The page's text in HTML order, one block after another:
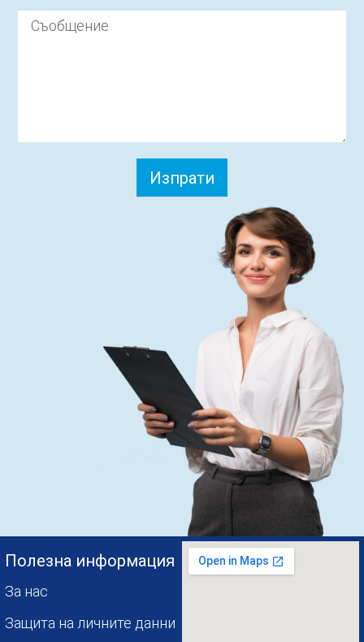
Изпрати
Полезна информация
За нас
Защита на личните данни